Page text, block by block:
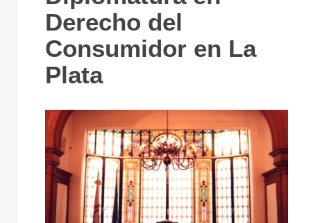
Derecho del
Consumidor en La
Plata
MÁS
DURANTE